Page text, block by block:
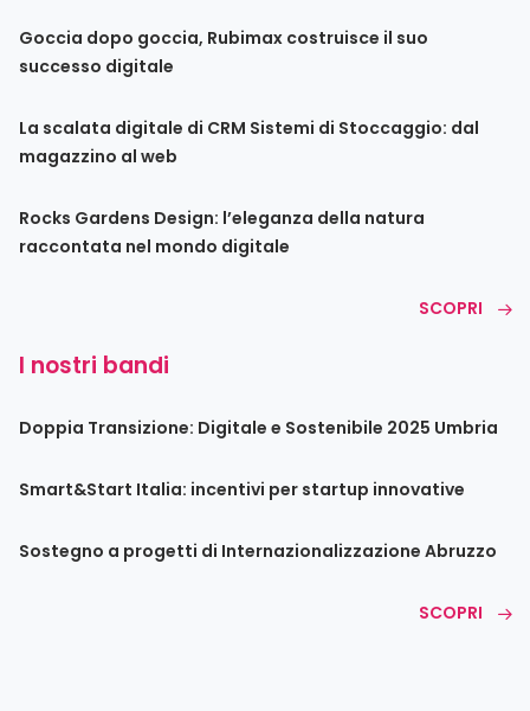
Goccia dopo goccia, Rubimax costruisce il suo
successo digitale
La scalata digitale di CRM Sistemi di Stoccaggio: dal
magazzino al web
Rocks Gardens Design: l’eleganza della natura
raccontata nel mondo digitale
SCOPRI
I nostri bandi
Doppia Transizione: Digitale e Sostenibile 2025 Umbria
Smart&Start Italia: incentivi per startup innovative
Sostegno a progetti di Internazionalizzazione Abruzzo
SCOPRI